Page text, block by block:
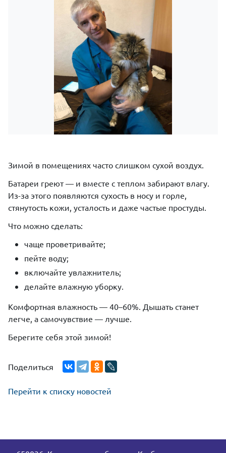
Зимой в помещениях часто слишком сухой воздух.
Батареи греют — и вместе с теплом забирают влагу.
Из-за этого появляются сухость в носу и горле,
стянутость кожи, усталость и даже частые простуды.
Что можно сделать:
чаще проветривайте;
пейте воду;
включайте увлажнитель;
делайте влажную уборку.
Комфортная влажность — 40–60%. Дышать станет
легче, а самочувствие — лучше.
Берегите себя этой зимой!
Поделиться
Перейти к списку новостей